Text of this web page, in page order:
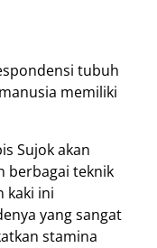
tubuh
memiliki
Sujok akan
berbagai teknik
kaki ini
yang sangat
stamina